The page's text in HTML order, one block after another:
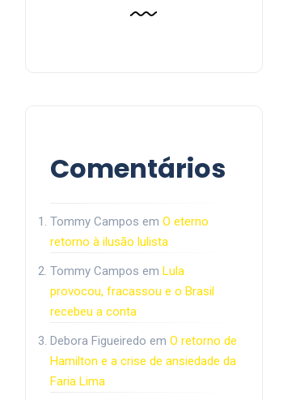
Comentários
Tommy Campos em O eterno
retorno à ilusão lulista
Tommy Campos em Lula
provocou, fracassou e o Brasil
recebeu a conta
Debora Figueiredo em O retorno de
Hamilton e a crise de ansiedade da
Faria Lima